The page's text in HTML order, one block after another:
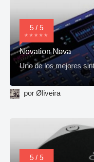
5 / 5
Novation Nova
Uno de los mejores
por Øliveira
5 / 5